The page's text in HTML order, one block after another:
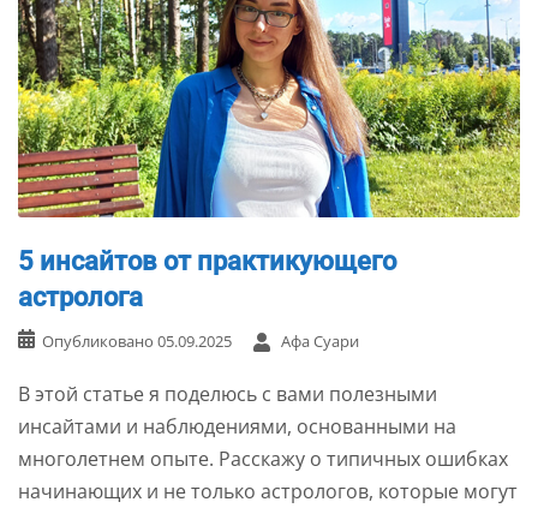
5 инсайтов от практикующего
астролога
Опубликовано 05.09.2025 Афа Суари
В этой статье я поделюсь с вами полезными
инсайтами и наблюдениями, основанными на
многолетнем опыте. Расскажу о типичных ошибках
начинающих и не только астрологов, которые могут